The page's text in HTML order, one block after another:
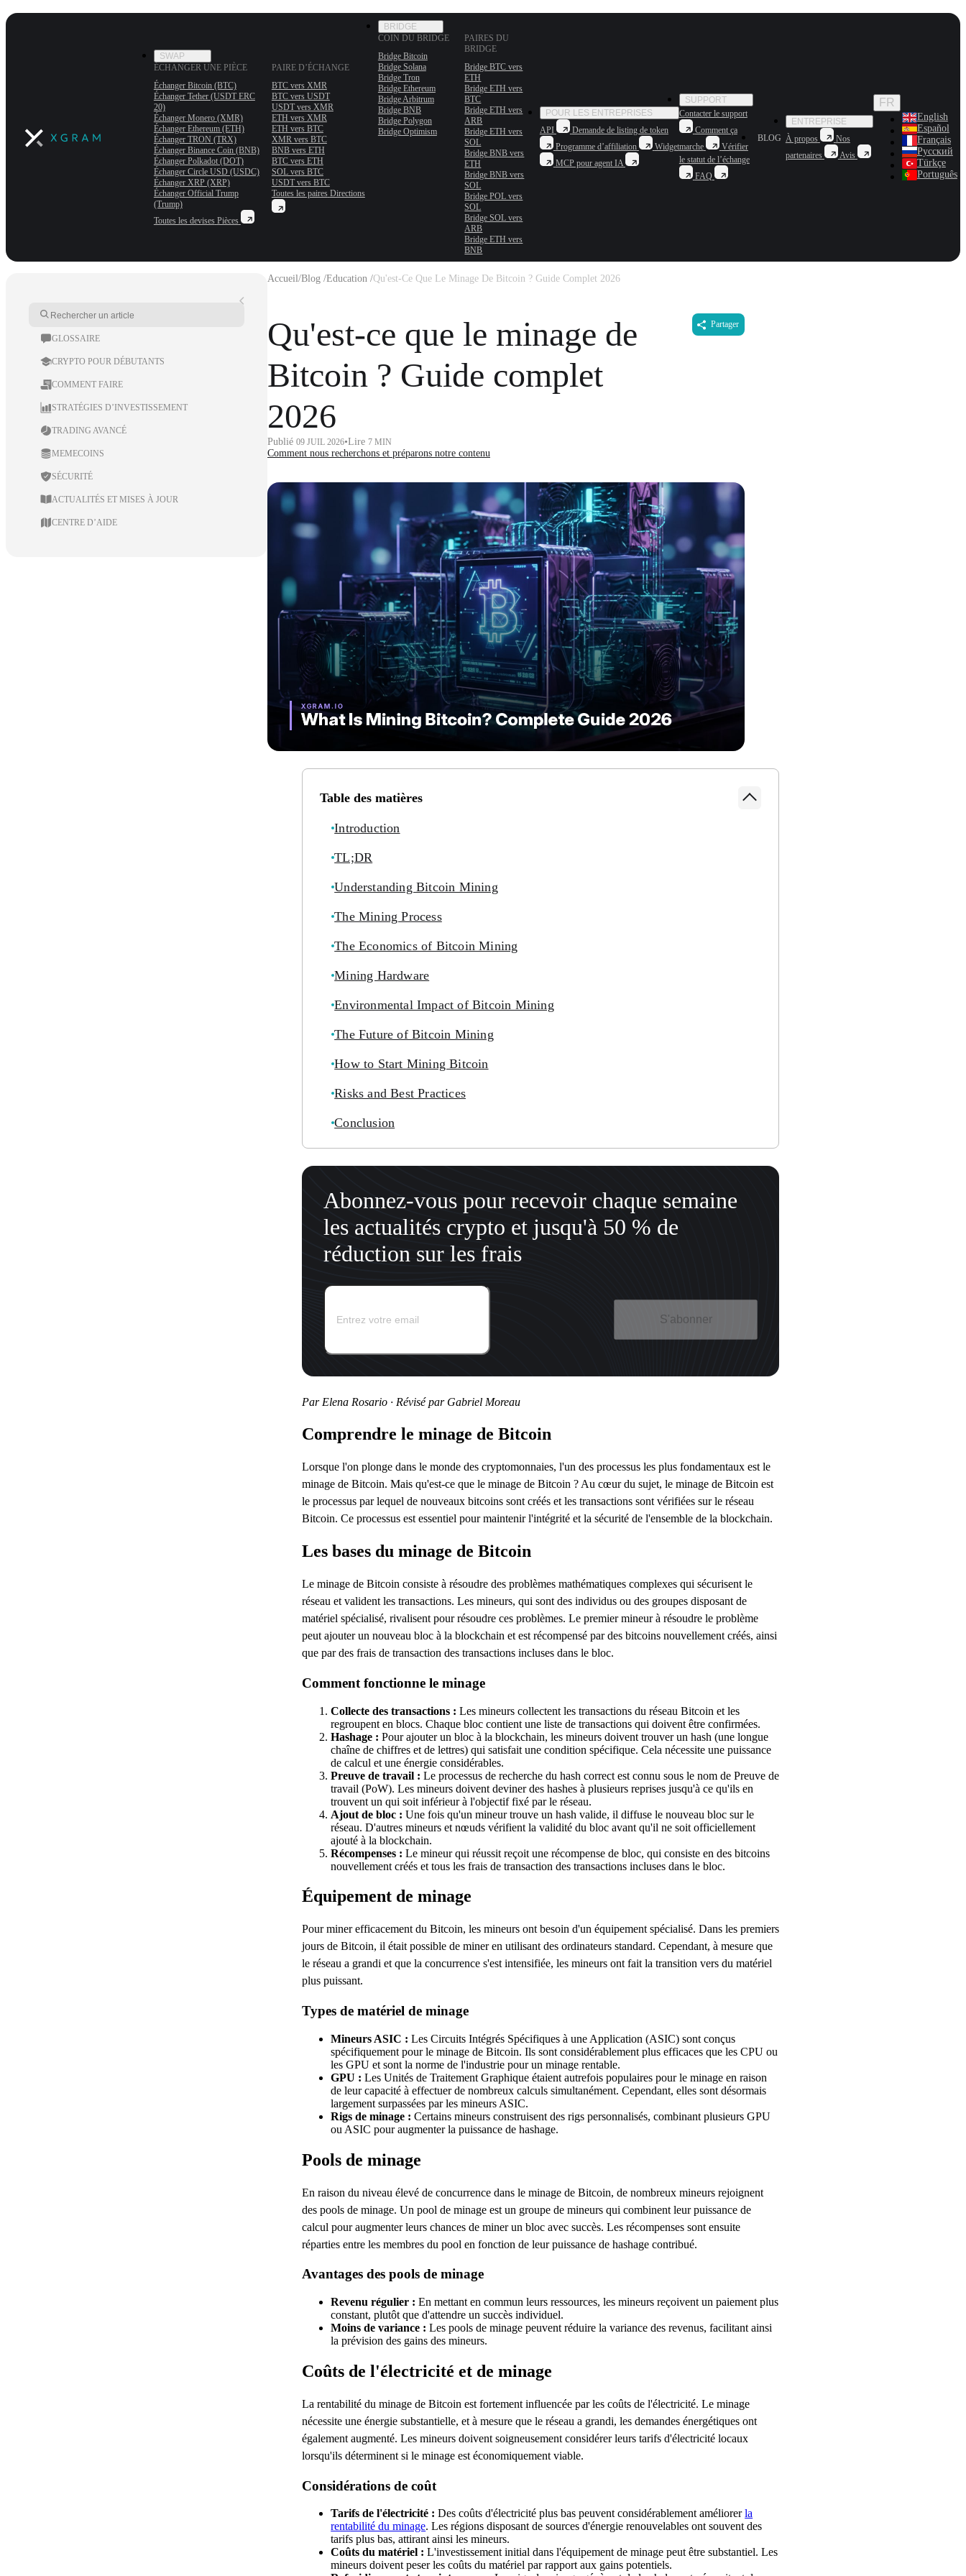
SWAP
ÉCHANGER UNE PIÈCE
Échanger Bitcoin (BTC)
Échanger Tether (USDT ERС
20)
Échanger Monero (XMR)
Échanger Ethereum (ETH)
Échanger TRON (TRX)
Échanger Binance Coin (BNB)
Échanger Polkadot (DOT)
Échanger Circle USD (USDC)
Échanger XRP (XRP)
Échanger Official Trump
(Trump)
Toutes les devises Pièces
PAIRE D’ÉCHANGE
BTC vers XMR
BTC vers USDT
USDT vers XMR
ETH vers XMR
ETH vers BTC
XMR vers BTC
BNB vers ETH
BTC vers ETH
SOL vers BTC
USDT vers BTC
Toutes les paires Directions
BRIDGE
COIN DU BRIDGE
Bridge Bitcoin
Bridge Solana
Bridge Tron
Bridge Ethereum
Bridge Arbitrum
Bridge BNB
Bridge Polygon
Bridge Optimism
PAIRES DU
BRIDGE
Bridge BTC vers
ETH
Bridge ETH vers
BTC
Bridge ETH vers
ARB
Bridge ETH vers
SOL
Bridge BNB vers
ETH
Bridge BNB vers
SOL
Bridge POL vers
SOL
Bridge SOL vers
ARB
Bridge ETH vers
BNB
POUR LES ENTREPRISES
API
Demande de listing de token
Programme d’affiliation
Widget
MCP pour agent IA
SUPPORT
Contacter le support
Comment ça
marche
Vérifier
le statut de l’échange
FAQ
BLOG
ENTREPRISE
À propos
Nos
partenaires
Avis
FR
English
Español
Français
Русский
Türkçe
Português
GLOSSAIRE
CRYPTO POUR DÉBUTANTS
COMMENT FAIRE
STRATÉGIES D’INVESTISSEMENT
TRADING AVANCÉ
MEMECOINS
SÉCURITÉ
ACTUALITÉS ET MISES À JOUR
CENTRE D’AIDE
Accueil/Blog /Education /Qu'est-Ce Que Le Minage De Bitcoin ? Guide Complet 2026
Qu'est-ce que le minage de
Bitcoin ? Guide complet
2026
Partager
Publié 09 JUIL 2026•Lire 7 MIN
Comment nous recherchons et préparons notre contenu
Table des matières
Introduction
TL;DR
Understanding Bitcoin Mining
The Mining Process
The Economics of Bitcoin Mining
Mining Hardware
Environmental Impact of Bitcoin Mining
The Future of Bitcoin Mining
How to Start Mining Bitcoin
Risks and Best Practices
Conclusion
Abonnez-vous pour recevoir chaque semaine
les actualités crypto et jusqu'à 50 % de
réduction sur les frais
S'abonner
Par Elena Rosario · Révisé par Gabriel Moreau
Comprendre le minage de Bitcoin
Lorsque l'on plonge dans le monde des cryptomonnaies, l'un des processus les plus fondamentaux est le
minage de Bitcoin. Mais qu'est-ce que le minage de Bitcoin ? Au cœur du sujet, le minage de Bitcoin est
le processus par lequel de nouveaux bitcoins sont créés et les transactions sont vérifiées sur le réseau
Bitcoin. Ce processus est essentiel pour maintenir l'intégrité et la sécurité de l'ensemble de la blockchain.
Les bases du minage de Bitcoin
Le minage de Bitcoin consiste à résoudre des problèmes mathématiques complexes qui sécurisent le
réseau et valident les transactions. Les mineurs, qui sont des individus ou des groupes disposant de
matériel spécialisé, rivalisent pour résoudre ces problèmes. Le premier mineur à résoudre le problème
peut ajouter un nouveau bloc à la blockchain et est récompensé par des bitcoins nouvellement créés, ainsi
que par des frais de transaction des transactions incluses dans le bloc.
Comment fonctionne le minage
Collecte des transactions : Les mineurs collectent les transactions du réseau Bitcoin et les
regroupent en blocs. Chaque bloc contient une liste de transactions qui doivent être confirmées.
Hashage : Pour ajouter un bloc à la blockchain, les mineurs doivent trouver un hash (une longue
chaîne de chiffres et de lettres) qui satisfait une condition spécifique. Cela nécessite une puissance
de calcul et une énergie considérables.
Preuve de travail : Le processus de recherche du hash correct est connu sous le nom de Preuve de
travail (PoW). Les mineurs doivent deviner des hashes à plusieurs reprises jusqu'à ce qu'ils en
trouvent un qui soit inférieur à l'objectif fixé par le réseau.
Ajout de bloc : Une fois qu'un mineur trouve un hash valide, il diffuse le nouveau bloc sur le
réseau. D'autres mineurs et nœuds vérifient la validité du bloc avant qu'il ne soit officiellement
ajouté à la blockchain.
Récompenses : Le mineur qui réussit reçoit une récompense de bloc, qui consiste en des bitcoins
nouvellement créés et tous les frais de transaction des transactions incluses dans le bloc.
Équipement de minage
Pour miner efficacement du Bitcoin, les mineurs ont besoin d'un équipement spécialisé. Dans les premiers
jours de Bitcoin, il était possible de miner en utilisant des ordinateurs standard. Cependant, à mesure que
le réseau a grandi et que la concurrence s'est intensifiée, les mineurs ont fait la transition vers du matériel
plus puissant.
Types de matériel de minage
Mineurs ASIC : Les Circuits Intégrés Spécifiques à une Application (ASIC) sont conçus
spécifiquement pour le minage de Bitcoin. Ils sont considérablement plus efficaces que les CPU ou
les GPU et sont la norme de l'industrie pour un minage rentable.
GPU : Les Unités de Traitement Graphique étaient autrefois populaires pour le minage en raison
de leur capacité à effectuer de nombreux calculs simultanément. Cependant, elles sont désormais
largement surpassées par les mineurs ASIC.
Rigs de minage : Certains mineurs construisent des rigs personnalisés, combinant plusieurs GPU
ou ASIC pour augmenter la puissance de hashage.
Pools de minage
En raison du niveau élevé de concurrence dans le minage de Bitcoin, de nombreux mineurs rejoignent
des pools de minage. Un pool de minage est un groupe de mineurs qui combinent leur puissance de
calcul pour augmenter leurs chances de miner un bloc avec succès. Les récompenses sont ensuite
réparties entre les membres du pool en fonction de leur puissance de hashage contribué.
Avantages des pools de minage
Revenu régulier : En mettant en commun leurs ressources, les mineurs reçoivent un paiement plus
constant, plutôt que d'attendre un succès individuel.
Moins de variance : Les pools de minage peuvent réduire la variance des revenus, facilitant ainsi
la prévision des gains des mineurs.
Coûts de l'électricité et de minage
La rentabilité du minage de Bitcoin est fortement influencée par les coûts de l'électricité. Le minage
nécessite une énergie substantielle, et à mesure que le réseau a grandi, les demandes énergétiques ont
également augmenté. Les mineurs doivent soigneusement considérer leurs tarifs d'électricité locaux
lorsqu'ils déterminent si le minage est économiquement viable.
Considérations de coût
Tarifs de l'électricité : Des coûts d'électricité plus bas peuvent considérablement améliorerla
rentabilité du minage. Les régions disposant de sources d'énergie renouvelables ont souvent des
tarifs plus bas, attirant ainsi les mineurs.
Coûts du matériel : L'investissement initial dans l'équipement de minage peut être substantiel. Les
mineurs doivent peser les coûts du matériel par rapport aux gains potentiels.